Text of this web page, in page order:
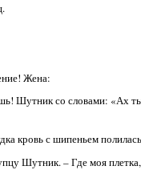
Жена:
Шутник со словами: «Ах
кровь с шипеньем
Шутник. – Где моя